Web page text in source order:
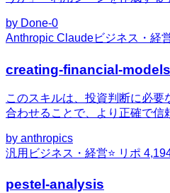
by Done-0
Anthropic Claudeビジネス・経
creating-financial-models
このスキルは、投資判断に必
合わせることで、より正確で信
by anthropics
汎用 ビジネス・経営⭐ リポ
pestel-analysis